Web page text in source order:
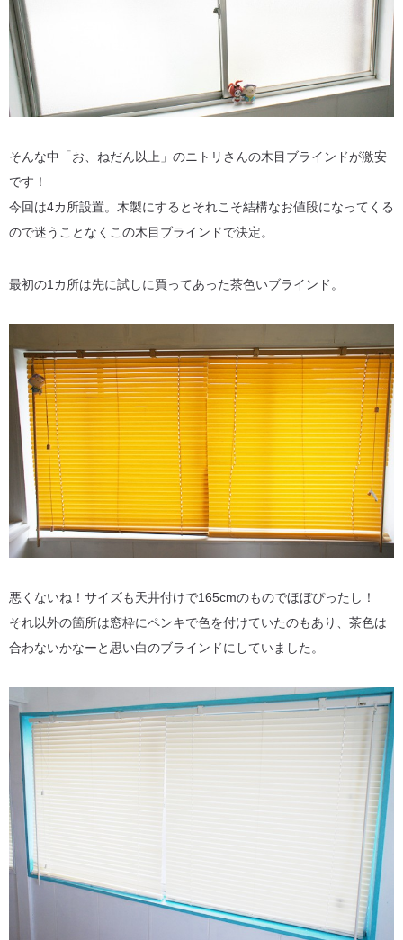
そんな中「お、ねだん以上」のニトリさんの木目ブラインドが激安
です！
今回は4カ所設置。木製にするとそれこそ結構なお値段になってくる
ので迷うことなくこの木目ブラインドで決定。
最初の1カ所は先に試しに買ってあった茶色いブラインド。
悪くないね！サイズも天井付けで165cmのものでほぼぴったし！
それ以外の箇所は窓枠にペンキで色を付けていたのもあり、茶色は
合わないかなーと思い白のブラインドにしていました。